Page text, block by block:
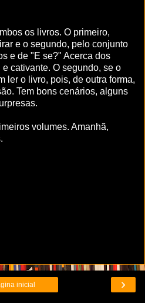
os livros. O primeiro,
e o segundo, pelo conjunto
e de "E se?" Acerca dos
cativante. O segundo, se o
ler o livro, pois, de outra forma,
Tem bons cenários, alguns
volumes. Amanhã,
›
inicial